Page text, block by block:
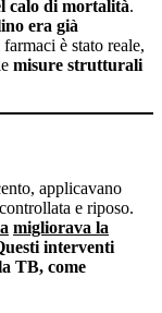
calo di mortalità.
era già
è stato reale,
misure strutturali
applicavano
e riposo.
migliorava la
interventi
TB, come